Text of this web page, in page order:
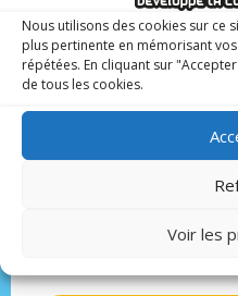
Nous utilisons des cookies sur ce
plus pertinente en mémorisant
répétées. En cliquant sur
de tous les cookies.
Voir les
Merci à tous les participants :
Lino (et son gentil mot
Quentin, Manon, Sophie,
JE
JE